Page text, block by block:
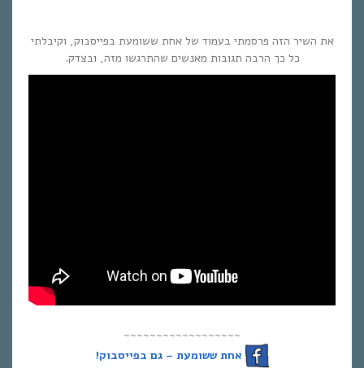
את השיר הזה פרסמתי בעמוד של אחת ששומעת בפייסבוק, וקיבלתי
כל כך הרבה תגובות מאנשים שהתרגשו מזה, ובצדק.
~~~~~~~~~~~~~~~~~~
אחת ששומעת – גם בפייסבוק!